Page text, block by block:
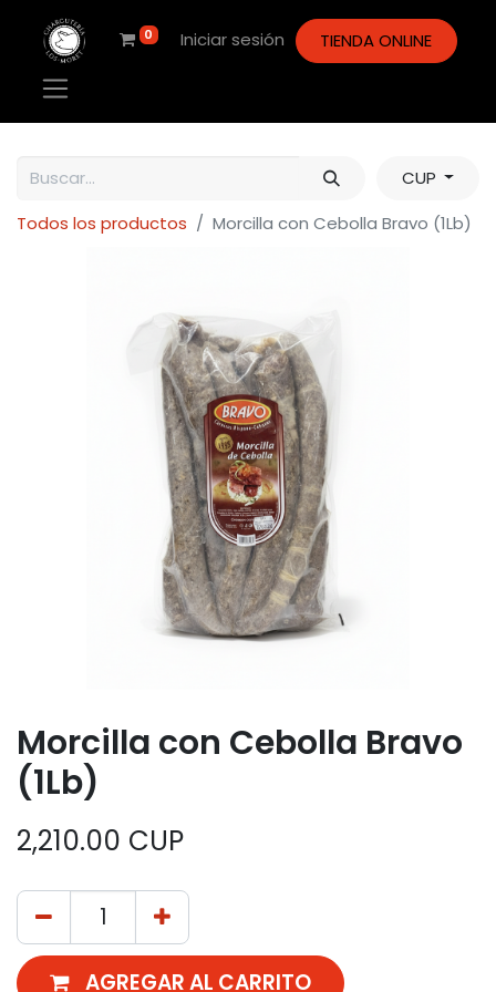
0 Iniciar sesión TIENDA ONLINE
CUP
Todos los productos
Morcilla con Cebolla Bravo (1Lb)
Morcilla con Cebolla Bravo
(1Lb)
2,210.00 CUP
AGREGAR AL CARRITO